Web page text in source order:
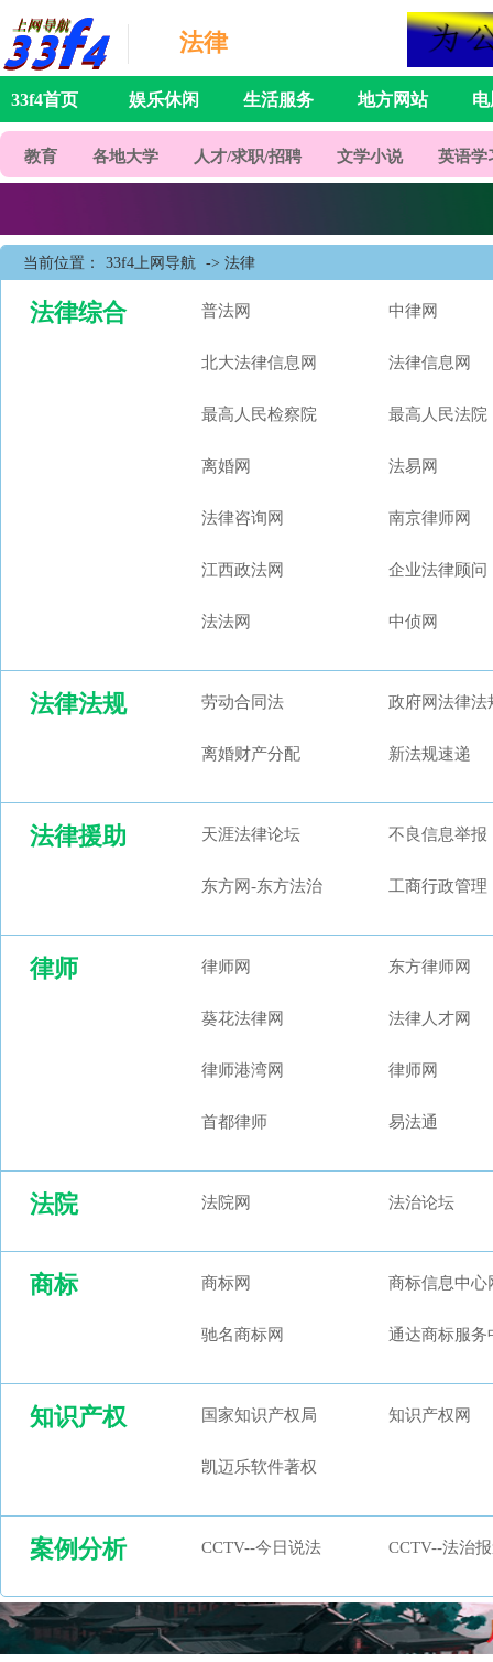
法律
33f4首页 娱乐休闲 生活服务 地方网站
教育 各地大学 人才/求职/招聘 文学小说 英语学
当前位置： 33f4上网导航 -> 法律
法律综合 普法网 中律网
北大法律信息网 法律信息网
最高人民检察院 最高人民法院
离婚网 法易网
法律咨询网 南京律师网
江西政法网 企业法律顾问
法法网 中侦网
法律法规 劳动合同法 政府网法律法
离婚财产分配 新法规速递
法律援助 天涯法律论坛 不良信息举报
东方网-东方法治 工商行政管理
律师 律师网 东方律师网
葵花法律网 法律人才网
律师港湾网 律师网
首都律师 易法通
法院 法院网 法治论坛
商标 商标网 商标信息中心
驰名商标网 通达商标服务
知识产权 国家知识产权局 知识产权网
凯迈乐软件著权
案例分析 CCTV--今日说法 CCTV--法治